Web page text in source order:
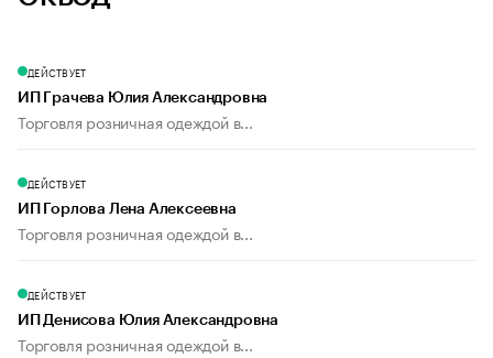
ДЕЙСТВУЕТ
ИП Грачева Юлия Александровна
Торговля розничная одеждой в...
ДЕЙСТВУЕТ
ИП Горлова Лена Алексеевна
Торговля розничная одеждой в...
ДЕЙСТВУЕТ
ИП Денисова Юлия Александровна
Торговля розничная одеждой в...